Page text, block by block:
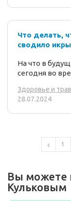
Что делать,
сводило
На что в
сегодня во
Здоровье и
28.07.2024
1
Вы можете
Кульковым